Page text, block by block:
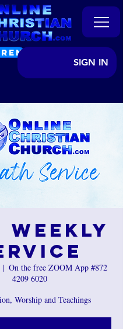
SIGN IN
Weekly
On the free ZOOM App #872
4209 6020
Worship and Teachings